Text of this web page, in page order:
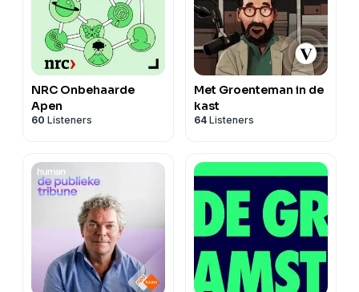
NRC Onbehaarde
Apen
60 Listeners
Met Groenteman in de
kast
64 Listeners